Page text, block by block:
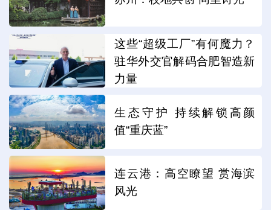
这些“超级工厂”有何魔力？
驻华外交官解码合肥智造新
力量
生态守护 持续解锁高颜
值“重庆蓝”
连云港：高空瞭望 赏海滨
风光